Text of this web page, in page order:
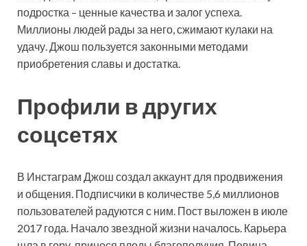
подростка – ценные качества и залог успеха.
Миллионы людей рады за него, сжимают кулаки на
удачу. Джош пользуется законными методами
приобретения славы и достатка.
Профили в других
соцсетях
В Инстаграм Джош создал аккаунт для продвижения
и общения. Подписчики в количестве 5,6 миллионов
пользователей радуются с ним. Пост выложен в июле
2017 года. Начало звездной жизни началось. Карьера